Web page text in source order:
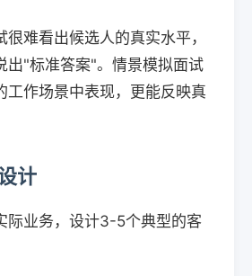
难看出候选人的真实水平，
出"标准答案"。情景模拟面试
工作场景中表现，更能反映真
计
际业务，设计3-5个典型的客